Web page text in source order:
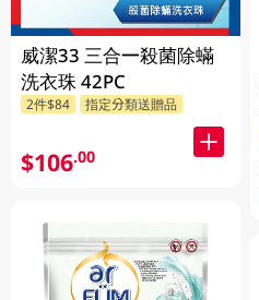
威潔33 三合一殺菌除蟎
洗衣珠 42PC
2件$84 指定分類送贈品
$106.00